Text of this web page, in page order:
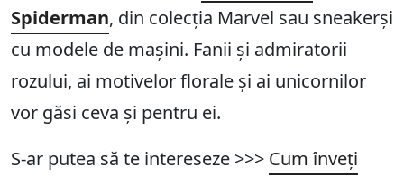
Spiderman, din colecția Marvel sau sneakerși
cu modele de mașini. Fanii și admiratorii
rozului, ai motivelor florale și ai unicornilor
vor găsi ceva și pentru ei.
S-ar putea să te intereseze >>> Cum înveți